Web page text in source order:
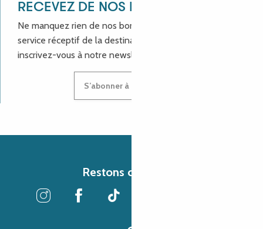
RECEVEZ DE NOS NOUVELLES !
Ne manquez rien de nos bons plans et aux actualités du
service réceptif de la destination Côte de Granit Rose,
inscrivez-vous à notre newsletter.
S’abonner à la newsletter
Restons connectés